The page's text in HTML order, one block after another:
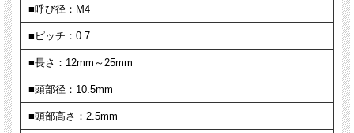
■呼び径：M4
■ピッチ：0.7
■長さ：12mm～25mm
■頭部径：10.5mm
■頭部高さ：2.5mm